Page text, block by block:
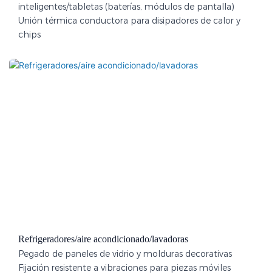
inteligentes/tabletas (baterías, módulos de pantalla)
Unión térmica conductora para disipadores de calor y
chips
Refrigeradores/aire acondicionado/lavadoras
Pegado de paneles de vidrio y molduras decorativas
Fijación resistente a vibraciones para piezas móviles